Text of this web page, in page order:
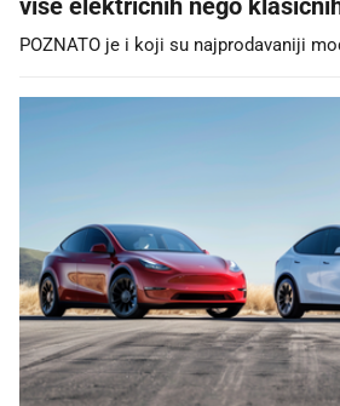
više električnih nego
POZNATO je i koji su najprodavaniji